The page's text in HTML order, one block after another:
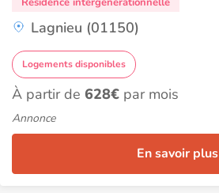
Lagnieu (01150)
Logements disponibles
À partir de 628€ par mois
Annonce
En savoir plus